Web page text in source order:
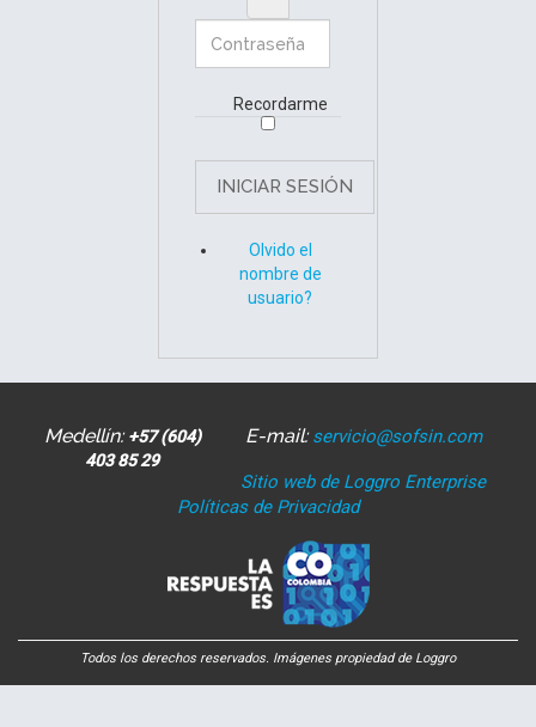
Recordarme
INICIAR SESIÓN
Olvido el
nombre de
usuario?
Medellín:+57 (604)
403 85 29
E-mail:servicio@sofsin.com
Sitio web de Loggro Enterprise
Políticas de Privacidad
Todos los derechos reservados. Imágenes propiedad de Loggro